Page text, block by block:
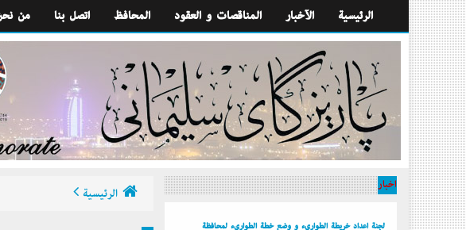
من اتصل بنا المحافظ المناقصات و العقود الآخبار الرئيسية
الرئيسية أخبار
لجنة إعداد خريطة الطوارىء و وضع خطة الطوارىء لمحافظة